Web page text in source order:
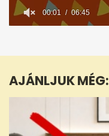
6
45
seconds
00:02 06:45
AJÁNLJUK MÉG: